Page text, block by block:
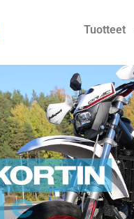
Tuotteet